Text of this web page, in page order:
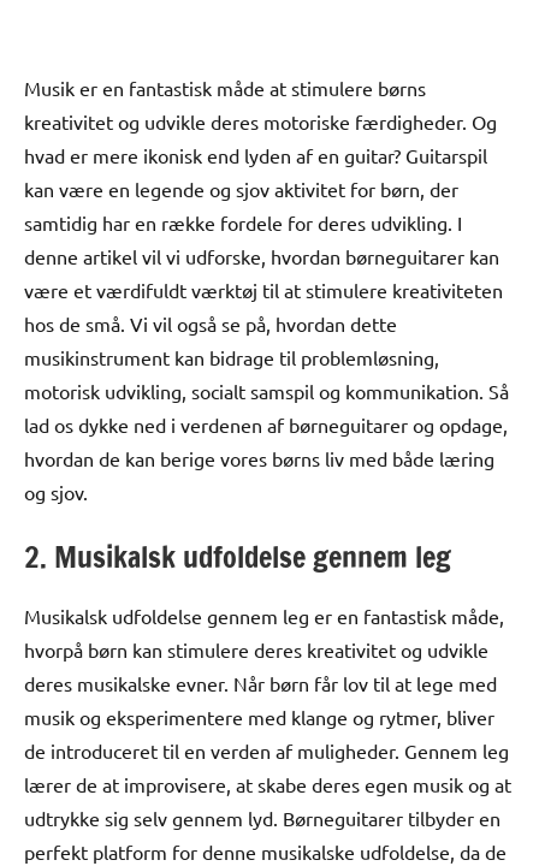
Musik er en fantastisk måde at stimulere børns
kreativitet og udvikle deres motoriske færdigheder. Og
hvad er mere ikonisk end lyden af en guitar? Guitarspil
kan være en legende og sjov aktivitet for børn, der
samtidig har en række fordele for deres udvikling. I
denne artikel vil vi udforske, hvordan børneguitarer kan
være et værdifuldt værktøj til at stimulere kreativiteten
hos de små. Vi vil også se på, hvordan dette
musikinstrument kan bidrage til problemløsning,
motorisk udvikling, socialt samspil og kommunikation. Så
lad os dykke ned i verdenen af børneguitarer og opdage,
hvordan de kan berige vores børns liv med både læring
og sjov.
2. Musikalsk udfoldelse gennem leg
Musikalsk udfoldelse gennem leg er en fantastisk måde,
hvorpå børn kan stimulere deres kreativitet og udvikle
deres musikalske evner. Når børn får lov til at lege med
musik og eksperimentere med klange og rytmer, bliver
de introduceret til en verden af muligheder. Gennem leg
lærer de at improvisere, at skabe deres egen musik og at
udtrykke sig selv gennem lyd. Børneguitarer tilbyder en
perfekt platform for denne musikalske udfoldelse, da de